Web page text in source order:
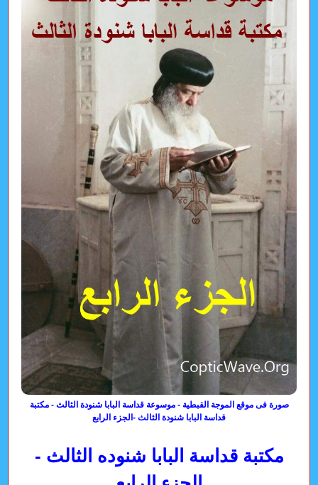
صورة فى موقع الموجة القبطية - موسوعة قداسة البابا شنودة الثالث - مكتبة
قداسة البابا شنودة الثالث -الجزء الرابع
مكتبة قداسة البابا شنوده الثالث -